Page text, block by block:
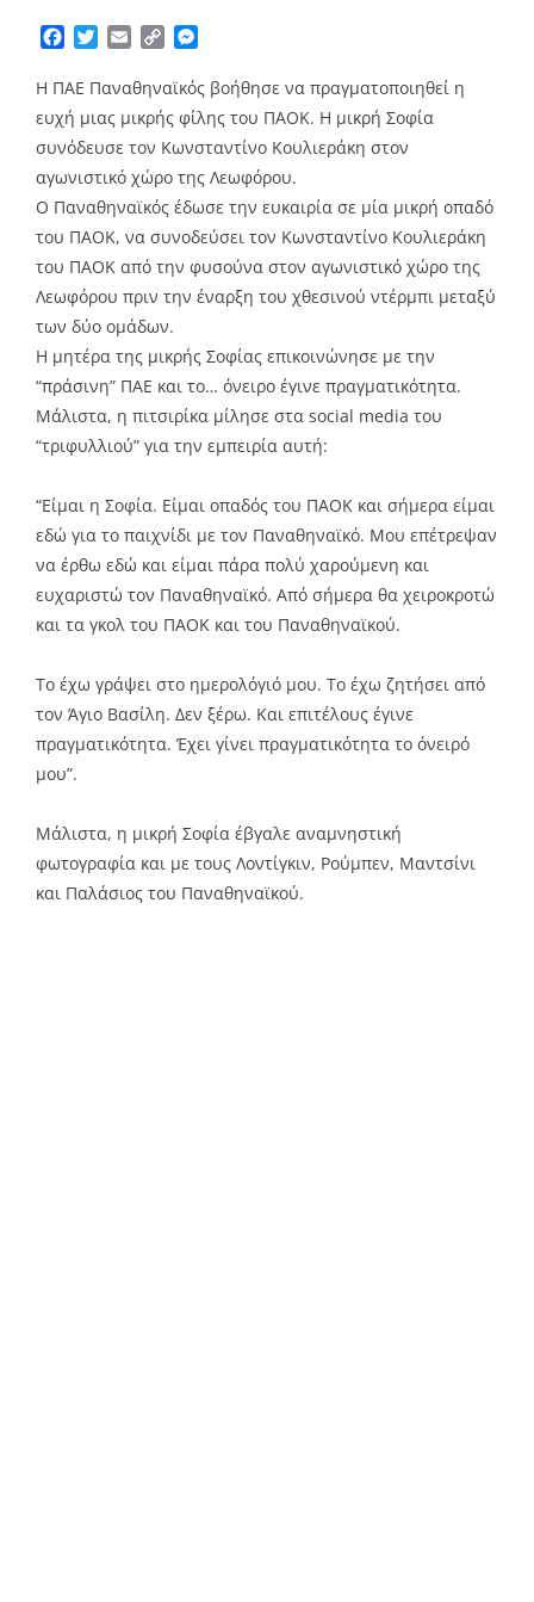
Facebook
TwitterEmailCopy
Η ΠΑΕ Παναθηναϊκός βοήθησε να πραγματοποιηθεί η
ευχή μιας μικρής φίλης του ΠΑΟΚ. Η μικρή Σοφία
συνόδευσε τον Κωνσταντίνο Κουλιεράκη στον
αγωνιστικό χώρο της Λεωφόρου.
Ο Παναθηναϊκός έδωσε την ευκαιρία σε μία μικρή οπαδό
του ΠΑΟΚ, να συνοδεύσει τον Κωνσταντίνο Κουλιεράκη
του ΠΑΟΚ από την φυσούνα στον αγωνιστικό χώρο της
Λεωφόρου πριν την έναρξη του χθεσινού ντέρμπι μεταξύ
των δύο ομάδων.
Η μητέρα της μικρής Σοφίας επικοινώνησε με την
“πράσινη” ΠΑΕ και το… όνειρο έγινε πραγματικότητα.
Μάλιστα, η πιτσιρίκα μίλησε στα social media του
“τριφυλλιού” για την εμπειρία αυτή:
“Είμαι η Σοφία. Είμαι οπαδός του ΠΑΟΚ και σήμερα είμαι
εδώ για το παιχνίδι με τον Παναθηναϊκό. Μου επέτρεψαν
να έρθω εδώ και είμαι πάρα πολύ χαρούμενη και
ευχαριστώ τον Παναθηναϊκό. Από σήμερα θα χειροκροτώ
και τα γκολ του ΠΑΟΚ και του Παναθηναϊκού.
Το έχω γράψει στο ημερολόγιό μου. Το έχω ζητήσει από
τον Άγιο Βασίλη. Δεν ξέρω. Και επιτέλους έγινε
πραγματικότητα. Έχει γίνει πραγματικότητα το όνειρό
μου”.
Μάλιστα, η μικρή Σοφία έβγαλε αναμνηστική
φωτογραφία και με τους Λοντίγκιν, Ρούμπεν, Μαντσίνι
και Παλάσιος του Παναθηναϊκού.